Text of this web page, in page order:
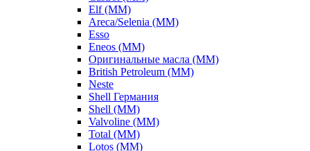
Elf (ММ)
Areca/Selenia (ММ)
Esso
Eneos (ММ)
Оригинальные масла (ММ)
British Petroleum (ММ)
Neste
Shell Германия
Shell (ММ)
Valvoline (ММ)
Total (ММ)
Lotos (ММ)